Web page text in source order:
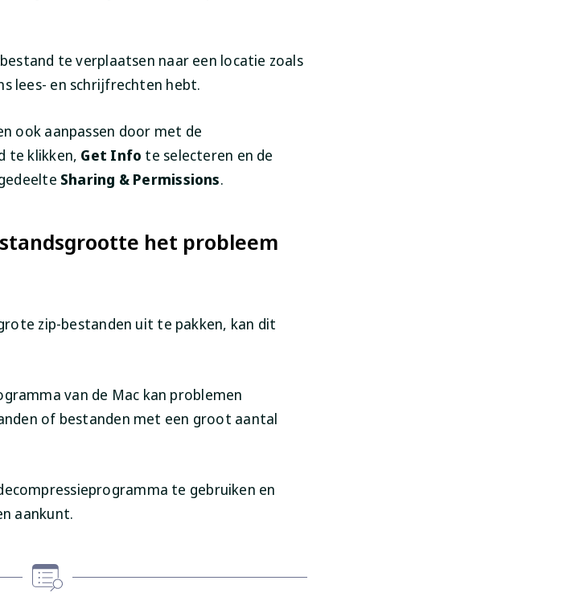
te verplaatsen naar een locatie zoals
lees- en schrijfrechten hebt.
ook aanpassen door met de
te klikken, Get Info te selecteren en de
Sharing & Permissions.
het probleem
zip-bestanden uit te pakken, kan dit
van de Mac kan problemen
of bestanden met een groot aantal
te gebruiken en
aankunt.